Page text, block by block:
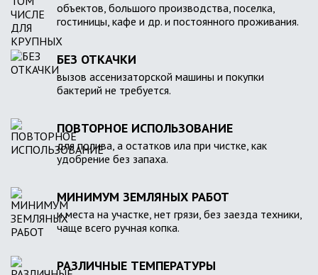
объектов, большого производства, поселка,
гостиницы, кафе и др. и постоянного проживания.
БЕЗ ОТКАЧКИ
вызов ассенизаторской машины и покупки
бактерий не требуется.
ПОВТОРНОЕ ИСПОЛЬЗОВАНИЕ
для полива, а остатков ила при чистке, как
удобрение без запаха.
МИНИМУМ ЗЕМЛЯНЫХ РАБОТ
и места на участке, нет грязи, без заезда техники,
чаще всего ручная копка.
РАЗЛИЧНЫЕ ТЕМПЕРАТУРЫ